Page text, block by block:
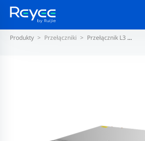
Produkty Przełączniki Przełącznik L3